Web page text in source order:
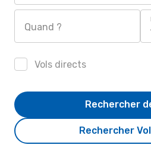
Quand ?
Vols directs
Rechercher
Rechercher